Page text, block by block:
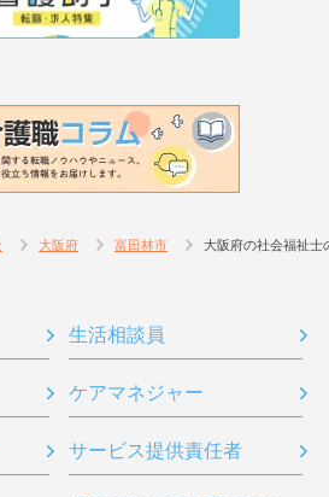
大阪府 富田林市 大阪府の社会福祉士
生活相談員
ケアマネジャー
サービス提供責任者